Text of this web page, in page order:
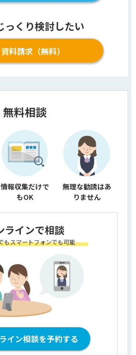
っくり検討したい
資料請求（無料）
無料相談
情報収集だけで
もOK
無理な勧誘はあ
りません
ラインで相談
もスマートフォンでも可能
イン相談を予約する